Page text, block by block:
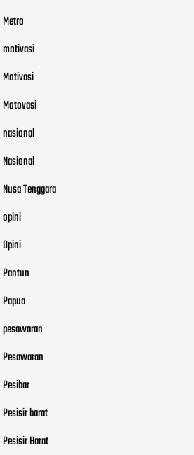
Metro
motivasi
Motivasi
Motovasi
nasional
Nasional
Nusa Tenggara
opini
Opini
Pantun
Papua
pesawaran
Pesawaran
Pesibar
Pesisir barat
Pesisir Barat